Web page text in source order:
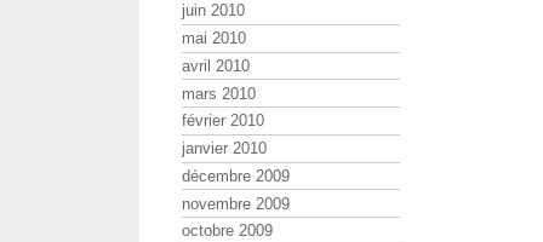
juin 2010
mai 2010
avril 2010
mars 2010
février 2010
janvier 2010
décembre 2009
novembre 2009
octobre 2009